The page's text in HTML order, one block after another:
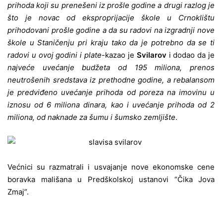
prihoda koji su prenešeni iz prošle godine a drugi razlog je
što je novac od eksproprijacije škole u Crnoklištu
prihodovani prošle godine a da su radovi na izgradnji nove
škole u Staničenju pri kraju tako da je potrebno da se ti
radovi u ovoj godini i plate-kazao je Svilarov i dodao da je
najveće uvećanje budžeta od 195 miliona, prenos
neutrošenih sredstava iz prethodne godine, a rebalansom
je predviđeno uvećanje prihoda od poreza na imovinu u
iznosu od 6 miliona dinara, kao i uvećanje prihoda od 2
miliona, od naknade za šumu i šumsko zemljište.
Većnici su razmatrali i usvajanje nove ekonomske cene
boravka mališana u Predškolskoj ustanovi “Čika Jova
Zmaj”.